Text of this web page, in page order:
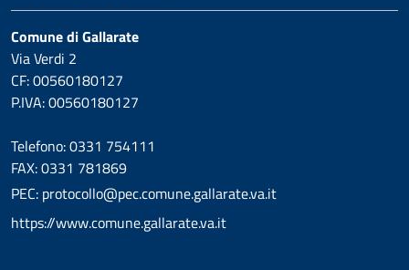
Comune di Gallarate
Via Verdi 2
CF: 00560180127
P.IVA: 00560180127
Telefono: 0331 754111
FAX: 0331 781869
PEC: protocollo@pec.comune.gallarate.va.it
https://www.comune.gallarate.va.it